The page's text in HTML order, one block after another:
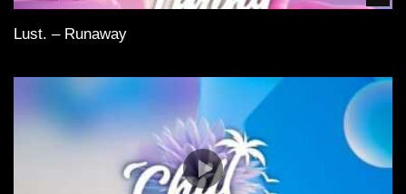
Lust. – Runaway